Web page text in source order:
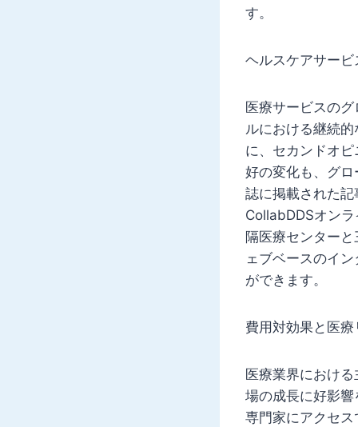
す。
ヘルスケアサー
医療サービスの
ルにおける継続
に、セカンドオ
好の変化も、グ
誌に掲載された
CollabDDSオン
隔医療センター
ェブベースのイ
ができます。
費用対効果と医
医療業界におけ
場の成長に好影
専門家にアクセ